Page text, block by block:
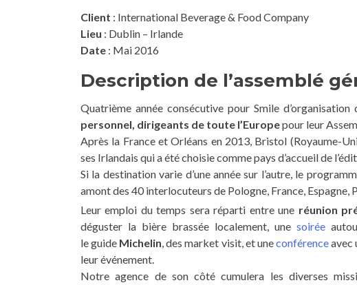
Client : International Beverage & Food Company
Lieu : Dublin – Irlande
Date : Mai 2016
Description de l’assemblé
Quatrième année consécutive pour Smile
personnel, dirigeants de toute l’Europepour leur
Après la France et Orléans en 2013, Bristol (Royaume-
ses Irlandais qui a été choisie comme pays d’accueil de
Si la destination varie d’une année sur l’autre, le
amont des 40 interlocuteurs de Pologne, France, Espagne,
Leur emploi du temps sera réparti entre une réunion
déguster la bière brassée localement, unesoirée
le guide Michelin, des market visit, et uneconférenceavec
leur événement.
Notre agence de son côté cumulera les diverses